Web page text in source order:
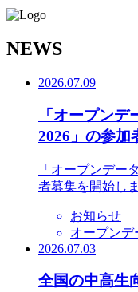
NEWS
2026.07.09
「オープン
2026」の参加
「オープンデー
者募集を開始し
お知らせ
オープンデ
2026.07.03
全国の中高生